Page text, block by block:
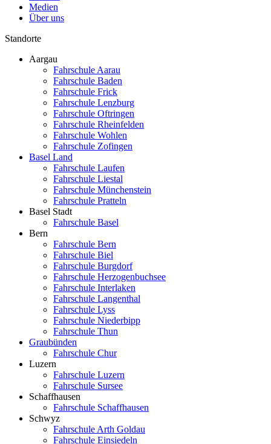
Medien
Über uns
Standorte
Aargau
Fahrschule Aarau
Fahrschule Baden
Fahrschule Frick
Fahrschule Lenzburg
Fahrschule Oftringen
Fahrschule Rheinfelden
Fahrschule Wohlen
Fahrschule Zofingen
Basel Land
Fahrschule Laufen
Fahrschule Liestal
Fahrschule Münchenstein
Fahrschule Pratteln
Basel Stadt
Fahrschule Basel
Bern
Fahrschule Bern
Fahrschule Biel
Fahrschule Burgdorf
Fahrschule Herzogenbuchsee
Fahrschule Interlaken
Fahrschule Langenthal
Fahrschule Lyss
Fahrschule Niederbipp
Fahrschule Thun
Graubünden
Fahrschule Chur
Luzern
Fahrschule Luzern
Fahrschule Sursee
Schaffhausen
Fahrschule Schaffhausen
Schwyz
Fahrschule Arth Goldau
Fahrschule Einsiedeln